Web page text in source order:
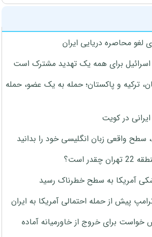
لغو محاصره دریایی ایران
اسرائیل برای همه یک تهدید مشترک است
ترکیه و پاکستان؛ حمله به یک عضو، حمله
در کویت
سطح واقعی زبان انگلیسی خود را بدانید
است؟
آمریکا به سطح خطرناک رسید
پیش از حمله احتمالی آمریکا به ایران
خواست برای خروج از خاورمیانه آماده